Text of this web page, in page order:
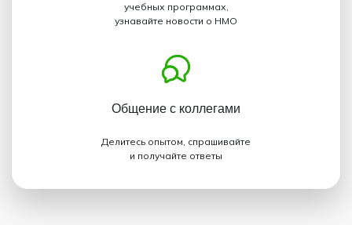
учебных программах,
узнавайте новости о НМО
Общение с коллегами
Делитесь опытом, спрашивайте
и получайте ответы